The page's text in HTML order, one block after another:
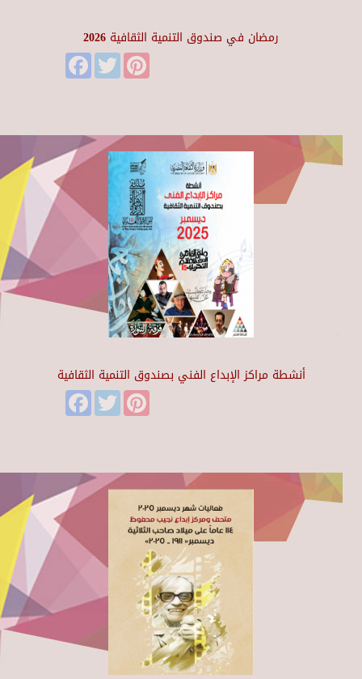
رمضان في صندوق التنمية الثقافية 2026
FacebookTwitter
أنشطة مراكز الإبداع الفني بصندوق التنمية الثقافية
FacebookTwitter